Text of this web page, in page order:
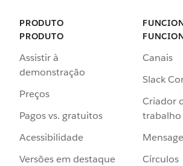
PRODUTO
PRODUTO
Assistir à
demonstração
Preços
Pagos vs. gratuitos
Acessibilidade
Versões em destaque
Canais
Slack
Criador
trabalho
Círculos